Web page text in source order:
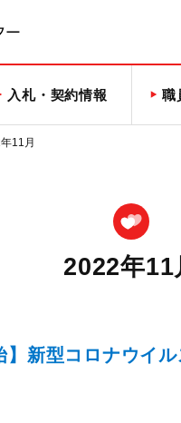
入札・契約情報 職
11月
2022年11
】新型コロナウイ